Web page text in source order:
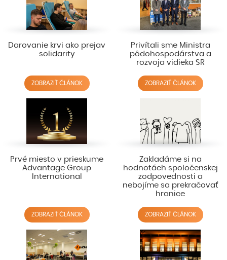
Darovanie krvi ako prejav
solidarity
ZOBRAZIŤ ČLÁNOK
Privítali sme Ministra
pôdohospodárstva a
rozvoja vidieka SR
ZOBRAZIŤ ČLÁNOK
Prvé miesto v prieskume
Advantage Group
International
ZOBRAZIŤ ČLÁNOK
Zakladáme si na
hodnotách spoločenskej
zodpovednosti a
nebojíme sa prekračovať
hranice
ZOBRAZIŤ ČLÁNOK